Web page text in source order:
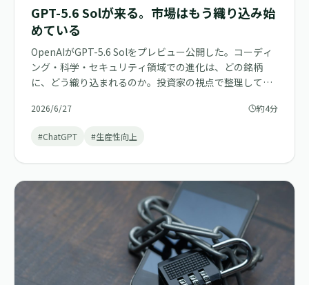
GPT-5.6 Solが来る。市場はもう織り込み始
めている
OpenAIがGPT-5.6 Solをプレビュー公開した。コーディ
ング・科学・セキュリティ領域での進化は、どの銘柄
に、どう織り込まれるのか。投資家の視点で整理してみ
2026/6/27 約4分
#ChatGPT #生産性向上